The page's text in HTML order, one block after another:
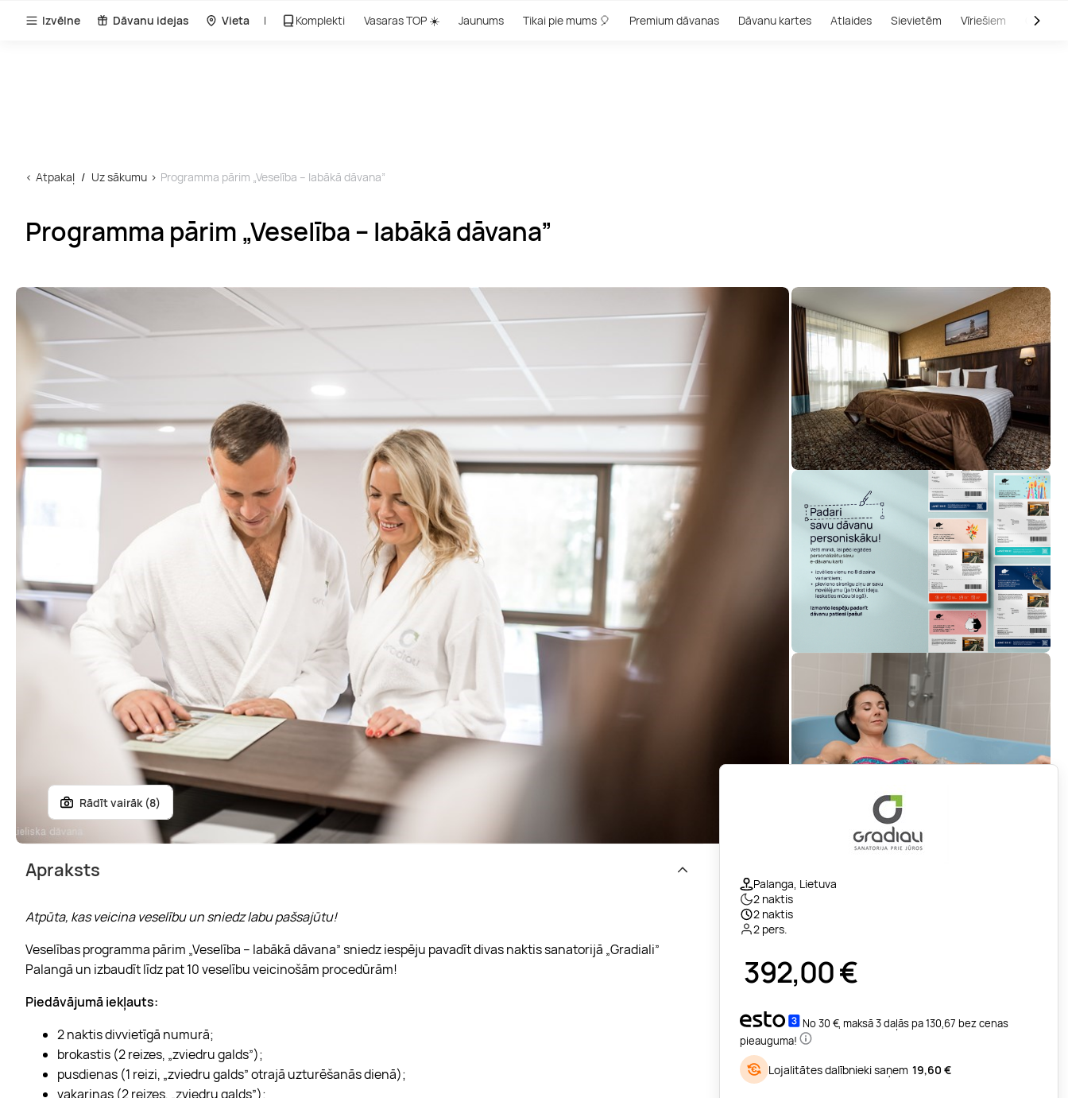
Izvēlne Dāvanu idejas Vieta Komplekti Vasaras TOP ☀️ Jaunums Tikai pie mums 🎈 Premium dāvanas Dāvanu kartes Atlaides Sievietēm Vīriešiem Outlet
Atpakaļ Uz sākumu Programma pārim „Veselība – labākā dāvana”
Programma pārim „Veselība – labākā dāvana”
Rādīt vairāk (8)
Palanga, Lietuva
2 naktis
2 naktis
2 pers.
392,00€
No 30 €, maksā 3 daļās pa 130,67 bez cenas
pieauguma!
Lojalitātes dalībnieki saņem 19,60 €
Apraksts
Atpūta, kas veicina veselību un sniedz labu pašsajūtu!
Veselības programma pārim „Veselība – labākā dāvana” sniedz iespēju pavadīt divas naktis sanatorijā „Gradiali”
Palangā un izbaudīt līdz pat 10 veselību veicinošām procedūrām!
Piedāvājumā iekļauts:
2 naktis divvietīgā numurā;
brokastis (2 reizes, „zviedru galds”);
pusdienas (1 reizi, „zviedru galds” otrajā uzturēšanās dienā);
vakariņas (2 reizes, „zviedru galds”);